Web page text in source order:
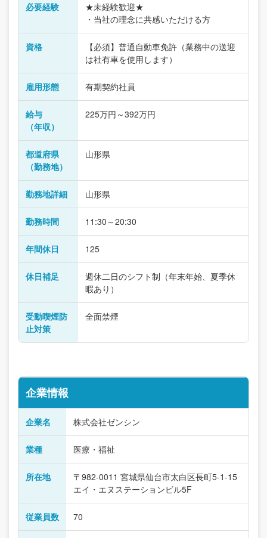
必要経験
★未経験歓迎★
・当社の理念に共感いただける方
資格
【必須】普通自動車免許（業務中の送迎
は社有車を使用します）
雇用形態 有期契約社員
給与
（年収）
225万円～392万円
都道府県
（勤務地）
山形県
勤務地詳細 山形県
勤務時間 11:30～20:30
年間休日 125
休日補足
週休二日のシフト制（年末年始、夏季休
暇あり）
受動喫煙防
止対策
全面禁煙
企業情報
企業名 株式会社ゼンシン
業種 医療・福祉
所在地
〒982-0011 宮城県仙台市太白区長町5-1-15
エイ・エヌステーションビル5F
従業員数 70